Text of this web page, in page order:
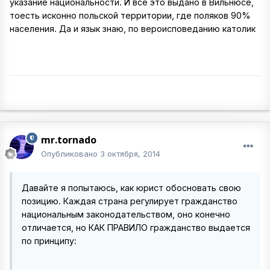
тоесть исконно польской территории, где поляков 90%
населения. Да и язык знаю, по вероисповеданию католик
mr.tornado
Опубликовано 3 октября, 2014
Давайте я попытаюсь, как юрист обосновать свою
позицию. Каждая страна регулирует гражданство
национальным законодательством, оно конечно
отличается, но КАК ПРАВИЛО гражданство выдается
по принципу: